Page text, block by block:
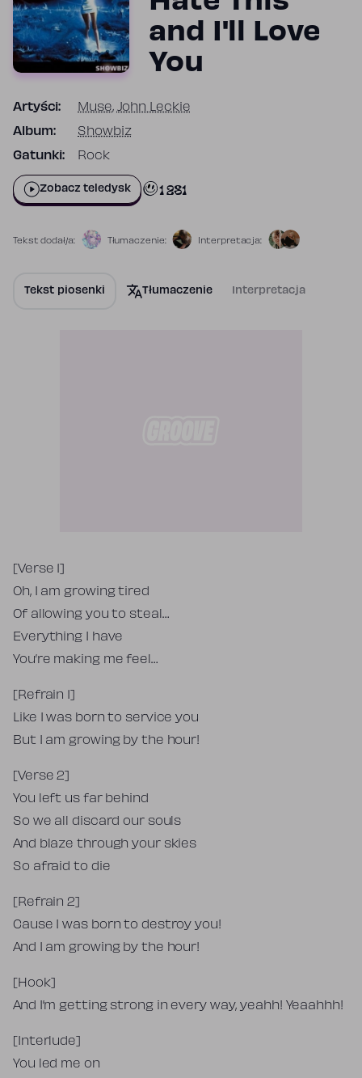
and I'll Love
You
Artyści: Muse, John Leckie
Album: Showbiz
Gatunki: Rock
Zobacz teledysk 1 281
Tekst dodał/a: Tłumaczenie: Interpretacja:
Tekst piosenki Tłumaczenie Interpretacja
Tekst piosenki
[Verse 1]
Oh, I am growing tired
Of allowing you to steal…
Everything I have
You’re making me feel…
[Refrain 1]
Like I was born to service you
But I am growing by the hour!
[Verse 2]
You left us far behind
So we all discard our souls
And blaze through your skies
So afraid to die
[Refrain 2]
Cause I was born to destroy you!
And I am growing by the hour!
[Hook]
And I’m getting strong in every way, yeahh! Yeaahhh!
[Interlude]
You led me on